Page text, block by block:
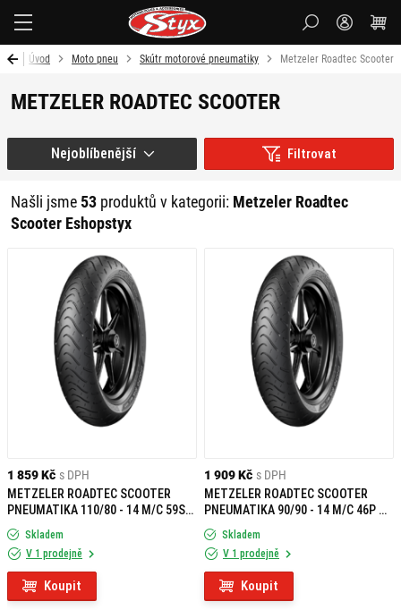
Úvod Moto pneu Skútr motorové pneumatiky Metzeler Roadtec Scooter
METZELER ROADTEC SCOOTER
Filtrovat
Našli jsme53 produktů v kategorii: Metzeler Roadtec
Scooter Eshopstyx
Nejoblíbenější
1 859 Kč s DPH
METZELER ROADTEC SCOOTER
PNEUMATIKA 110/80 - 14 M/C 59S
TL REINF F
Skladem
V 1 prodejně
Koupit
1 909 Kč s DPH
METZELER ROADTEC SCOOTER
PNEUMATIKA 90/90 - 14 M/C 46P TL
F
Skladem
V 1 prodejně
Koupit